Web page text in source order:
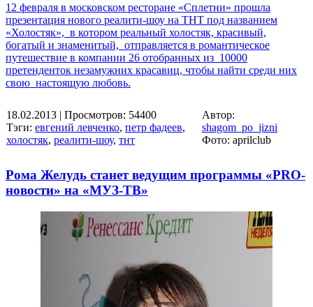
12 февраля в московском ресторане «Сплетни» прошла
презентация нового реалити-шоу на ТНТ под названием
«Холостяк», в котором реальный холостяк, красивый,
богатый и знаменитый, отправляется в романтическое
путешествие в компании 26 отобранных из 10000
претенденток незамужних красавиц, чтобы найти среди них
свою настоящую любовь.
18.02.2013 | Просмотров: 54400
Тэги: евгений левченко, петр фадеев,
холостяк, реалити-шоу, тнт
Автор:
shagom_po_jizni
Фото: aprilclub
Рома Желудь станет ведущим программы «PRO-
новости» на «МУЗ-ТВ»